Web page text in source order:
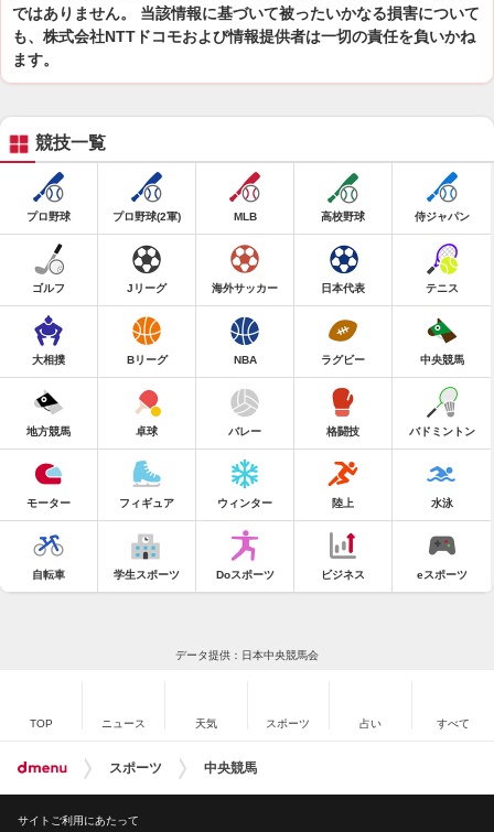
ではありません。 当該情報に基づいて被ったいかなる損害について
も、株式会社NTTドコモおよび情報提供者は一切の責任を負いかね
ます。
競技一覧
プロ野球 プロ野球(2軍) MLB 高校野球 侍ジャパン
ゴルフ Jリーグ 海外サッカー 日本代表 テニス
大相撲 Bリーグ NBA ラグビー 中央競馬
地方競馬 卓球 バレー 格闘技 バドミントン
モーター フィギュア ウィンター 陸上 水泳
自転車 学生スポーツ Doスポーツ ビジネス eスポーツ
データ提供：日本中央競馬会
TOP ニュース 天気 スポーツ 占い すべて
スポーツ 中央競馬
サイトご利用にあたって